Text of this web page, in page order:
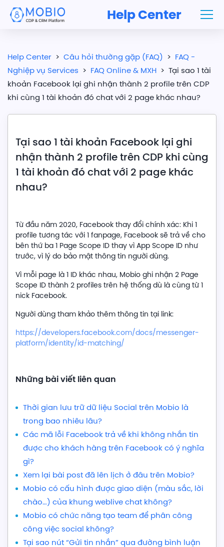
Help Center
Help Center > Câu hỏi thường gặp (FAQ) > FAQ -
Nghiệp vụ Services > FAQ Online & MXH > Tại sao 1 tài
khoản Facebook lại ghi nhận thành 2 profile trên CDP
khi cùng 1 tài khoản đó chat với 2 page khác nhau?
Tại sao 1 tài khoản Facebook lại ghi
nhận thành 2 profile trên CDP khi cùng
1 tài khoản đó chat với 2 page khác
nhau?
Từ đầu năm 2020, Facebook thay đổi chính xác: Khi 1
profile tương tác với 1 fanpage, Facebook sẽ trả về cho
bên thứ ba 1 Page Scope ID thay vì App Scope ID như
trước, vì lý do bảo mật thông tin người dùng.
Vì mỗi page là 1 ID khác nhau, Mobio ghi nhận 2 Page
Scope ID thành 2 profiles trên hệ thống dù là cùng từ 1
nick Facebook.
Người dùng tham khảo thêm thông tin tại link:
https://developers.facebook.com/docs/messenger-
platform/identity/id-matching/
Những bài viết liên quan
Thời gian lưu trữ dữ liệu Social trên Mobio là
trong bao nhiêu lâu?
Các mã lỗi Facebook trả về khi không nhắn tin
được cho khách hàng trên Facebook có ý nghĩa
gì?
Xem lại bài post đã lên lịch ở đâu trên Mobio?
Mobio có cấu hình được giao diện (màu sắc, lời
chào…) của khung weblive chat không?
Mobio có chức năng tạo team để phân công
công việc social không?
Tại sao nút “Gửi tin nhắn” qua đường bình luận